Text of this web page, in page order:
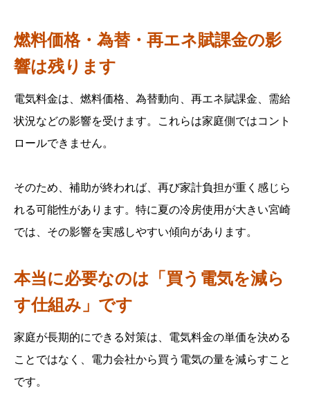
燃料価格・為替・再エネ賦課金の影
響は残ります
電気料金は、燃料価格、為替動向、再エネ賦課金、需給
状況などの影響を受けます。これらは家庭側ではコント
ロールできません。
そのため、補助が終われば、再び家計負担が重く感じら
れる可能性があります。特に夏の冷房使用が大きい宮崎
では、その影響を実感しやすい傾向があります。
本当に必要なのは「買う電気を減ら
す仕組み」です
家庭が長期的にできる対策は、電気料金の単価を決める
ことではなく、電力会社から買う電気の量を減らすこと
です。